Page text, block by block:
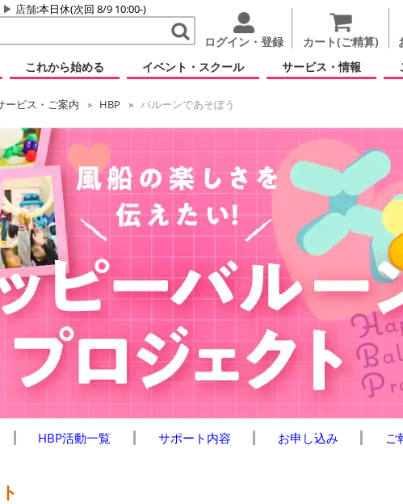
店舗:本日休(次回 8/9 10:00-)
ログイン・登録 カート(ご精算)
これから始める イベント・スクール サービス・情報
ービス・ご案内 HBP バルーンであそぼう
HBP活動一覧 サポート内容 お申し込み ご